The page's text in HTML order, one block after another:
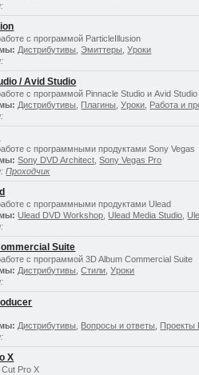
с программой ParticleIllusion
Дистрибутивы Эмиттеры ,Уроки
/ Avid Studio
с программой Pinnacle Studio и Avid Studio
Дистрибутивы Плагины ,Уроки Работа и
с программными продуктами Sony Vegas
Sony DVD Architect ,Sony Vegas Pro
Проходчик
с программными продуктами Ulead
Ulead DVD Workshop Ulead Media Studio
Suite
с программой 3D Album Commercial Suite
Дистрибутивы ,Стили ,Уроки
Дистрибутивы Вопросы и ответы
Проекты
X
Pro X